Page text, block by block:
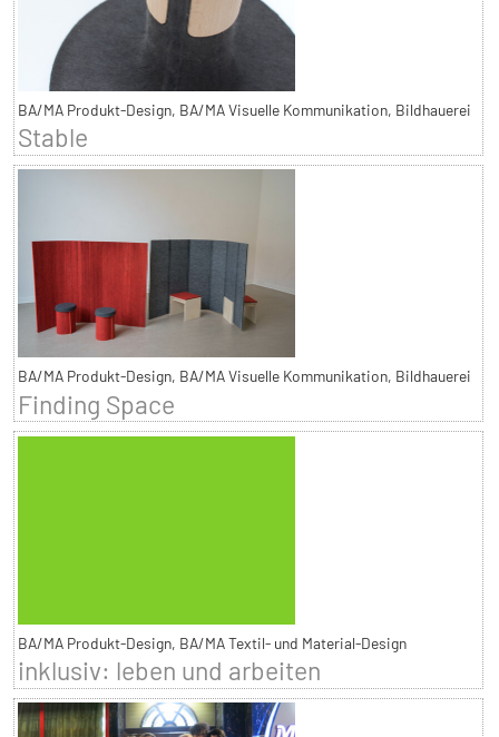
BA/MA Produkt-Design, BA/MA Visuelle Kommunikation, Bildhauerei
Stable
BA/MA Produkt-Design, BA/MA Visuelle Kommunikation, Bildhauerei
Finding Space
BA/MA Produkt-Design, BA/MA Textil- und Material-Design
inklusiv: leben und arbeiten